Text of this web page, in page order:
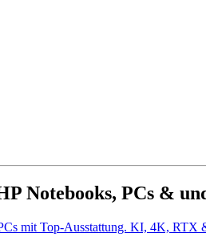
Notebooks, PCs &
mit Top-Ausstattung. KI, 4K, RTX